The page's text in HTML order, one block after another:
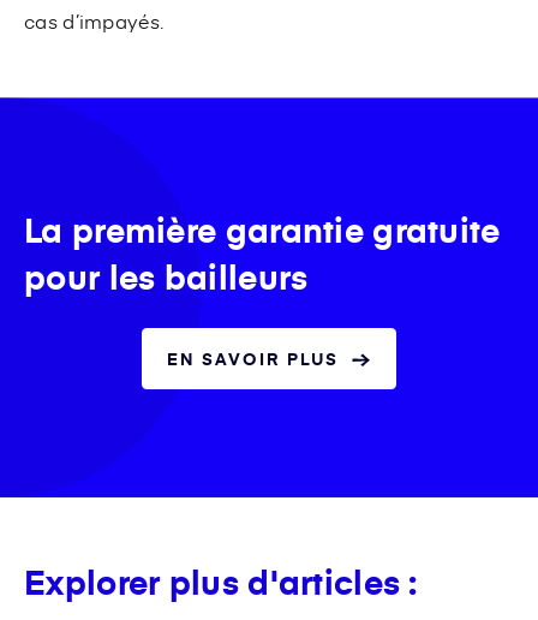
cas d’impayés.
La première garantie gratuite
pour les bailleurs
EN SAVOIR PLUS
Explorer plus d'articles :